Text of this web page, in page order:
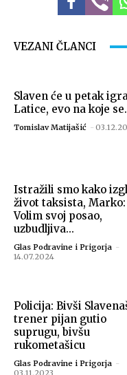
VEZANI ČLANCI
Slaven će u petak
Latice, evo na koje
Tomislav Matijašić -
Istražili smo kako
život taksista, Marko:
Volim svoj posao,
uzbudljiva...
Glas Podravine i Prigorja -
14.07.2024
Policija: Bivši
trener pijan gutio
suprugu, bivšu
rukometašicu
Glas Podravine i Prigorja -
03.11.2023